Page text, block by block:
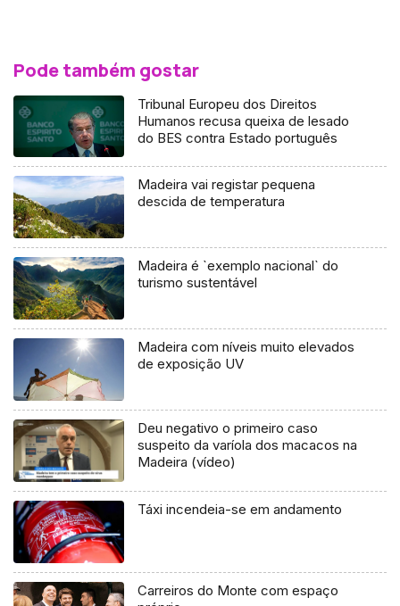
Pode também gostar
Tribunal Europeu dos Direitos
Humanos recusa queixa de lesado
do BES contra Estado português
Madeira vai registar pequena
descida de temperatura
Madeira é `exemplo nacional` do
turismo sustentável
Madeira com níveis muito elevados
de exposição UV
Deu negativo o primeiro caso
suspeito da varíola dos macacos na
Madeira (vídeo)
Táxi incendeia-se em andamento
Carreiros do Monte com espaço